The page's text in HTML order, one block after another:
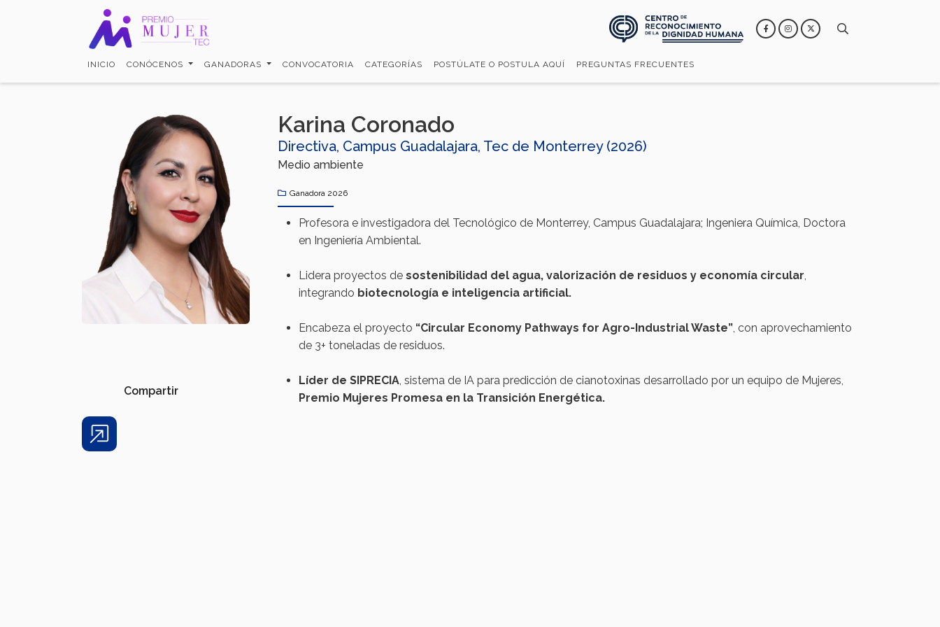
INICIO CONÓCENOS GANADORAS CONVOCATORIA CATEGORÍAS POSTÚLATE O POSTULA AQUÍ PREGUNTAS FRECUENTES
Karina Coronado
Directiva, Campus Guadalajara, Tec de Monterrey (2026)
Medio ambiente
Ganadora 2026
Profesora e investigadora del Tecnológico de Monterrey, Campus Guadalajara; Ingeniera Química, Doctora
en Ingeniería Ambiental.
Lidera proyectos de sostenibilidad del agua, valorización de residuos y economía circular,
integrando biotecnología e inteligencia artificial.
Encabeza el proyecto “Circular Economy Pathways for Agro-Industrial Waste”, con aprovechamiento
de 3+ toneladas de residuos.
Líder de SIPRECIA, sistema de IA para predicción de cianotoxinas desarrollado por un equipo de Mujeres,
Premio Mujeres Promesa en la Transición Energética.
Share
Compartir